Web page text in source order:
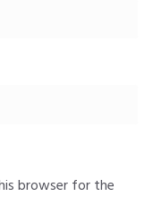
browser for the